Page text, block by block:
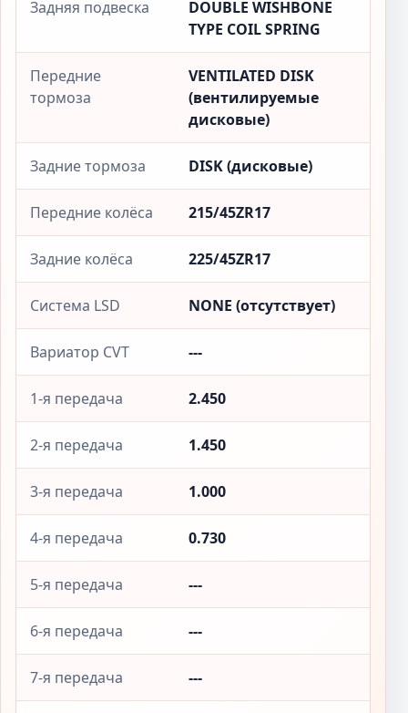
Задняя подвеска
DOUBLE WISHBONE
TYPE COIL SPRING
Передние
тормоза
VENTILATED DISK
(вентилируемые
дисковые)
Задние тормоза DISK (дисковые)
Передние колёса 215/45ZR17
Задние колёса 225/45ZR17
Система LSD NONE (отсутствует)
Вариатор CVT ---
1-я передача 2.450
2-я передача 1.450
3-я передача 1.000
4-я передача 0.730
5-я передача ---
6-я передача ---
7-я передача ---